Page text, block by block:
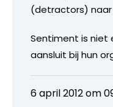
(detractors)
Sentiment is niet
aansluit bij hun
6 april 2012 om